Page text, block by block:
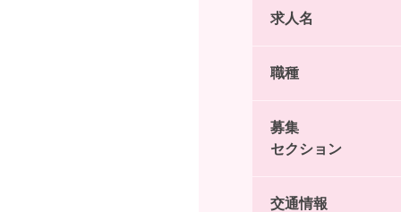
求人名
職種
募集
セクション
交通情報